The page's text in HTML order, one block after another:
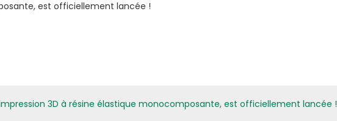
3D à résine élastique monocomposante, est officiellement lancée !